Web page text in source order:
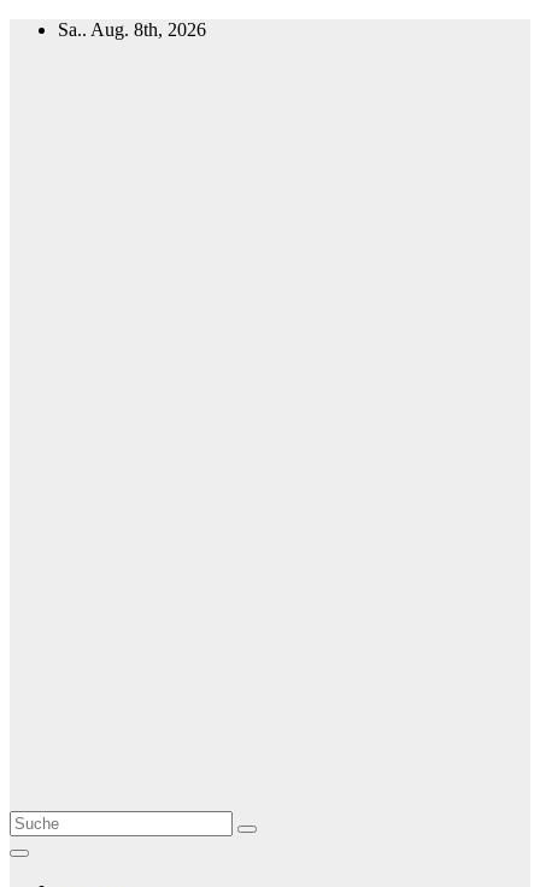
Zum
Sa.. Aug. 8th, 2026
Le Matin
AGENCE DE PRESSE